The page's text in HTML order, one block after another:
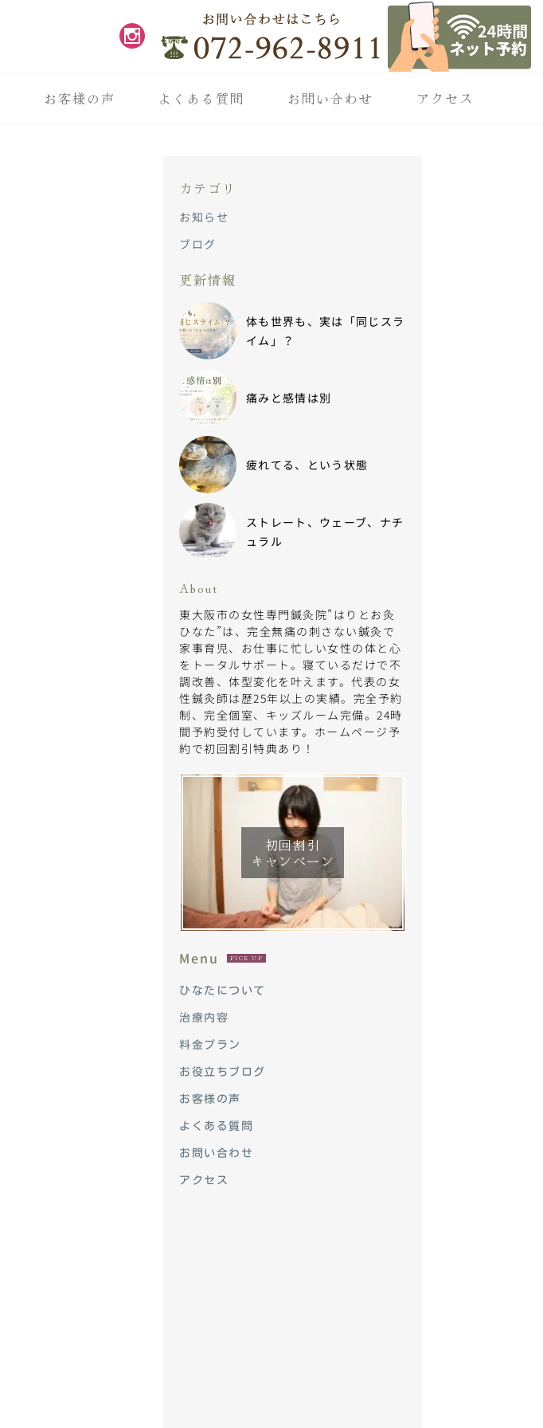
お客様の声 よくある質問 お問い合わせ アクセス
カテゴリ
お知らせ
ブログ
更新情報
体も世界も、実は「同じスラ
イム」？
痛みと感情は別
疲れてる、という状態
ストレート、ウェーブ、ナチ
ュラル
About
東大阪市の女性専門鍼灸院”はりとお灸
ひなた”は、完全無痛の刺さない鍼灸で
家事育児、お仕事に忙しい女性の体と心
をトータルサポート。寝ているだけで不
調改善、体型変化を叶えます。代表の女
性鍼灸師は歴25年以上の実績。完全予約
制、完全個室、キッズルーム完備。24時
間予約受付しています。ホームページ予
約で初回割引特典あり！
初回割引
キャンペーン
Menu PICK UP
ひなたについて
治療内容
料金プラン
お役立ちブログ
お客様の声
よくある質問
お問い合わせ
アクセス